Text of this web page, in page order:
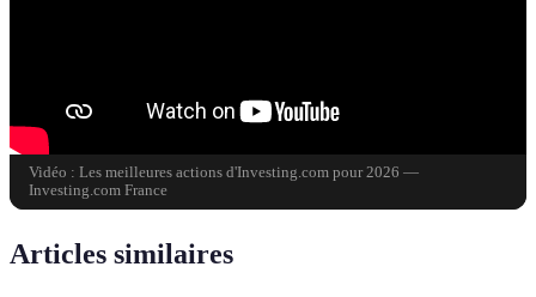
Vidéo : Les meilleures actions d'Investing.com pour 2026 —
Investing.com France
Articles similaires